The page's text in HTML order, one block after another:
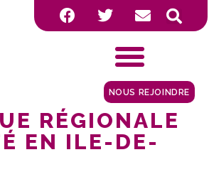
NOUS REJOINDRE
RÉGIONALE
EN ILE-DE-